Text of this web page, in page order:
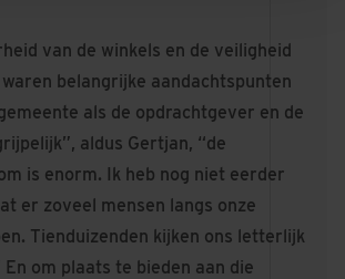
van de winkels en de veiligheid
belangrijke aandachtspunten
als de opdrachtgever en de
aldus Gertjan, “de
is enorm. Ik heb nog niet eerder
er zoveel mensen langs onze
Tienduizenden kijken ons letterlijk
En om plaats te bieden aan die